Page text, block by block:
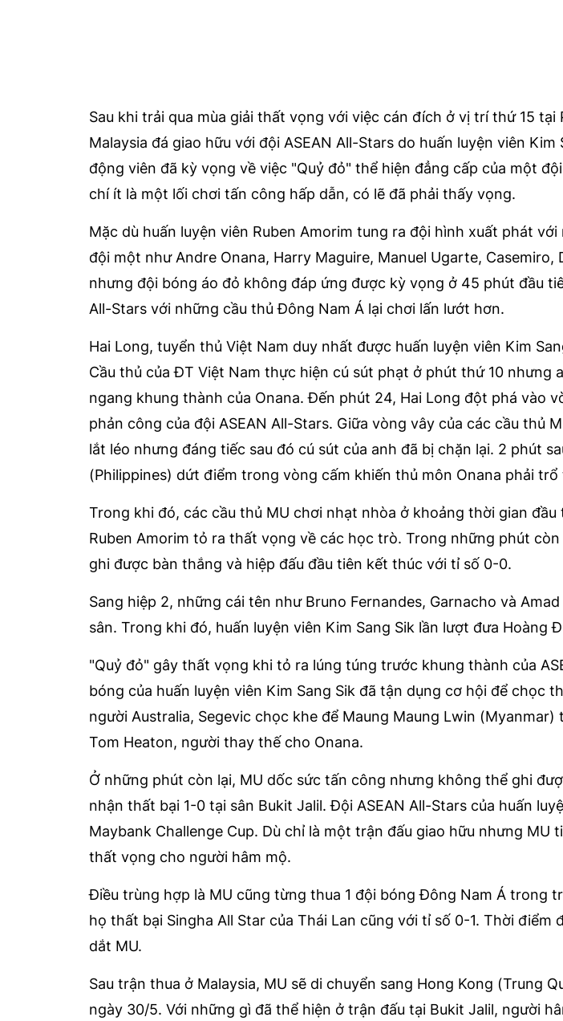
Sau khi trải qua mùa giải thất vọng với việc cán đích ở vị trí thứ 15 tại
Malaysia đá giao hữu với đội ASEAN All-Stars do huấn luyện viên
động viên đã kỳ vọng về việc "Quỷ đỏ" thể hiện đẳng cấp của một
chí ít là một lối chơi tấn công hấp dẫn, có lẽ đã phải thấy vọng.
Mặc dù huấn luyện viên Ruben Amorim tung ra đội hình xuất phát
đội một như Andre Onana, Harry Maguire, Manuel Ugarte, Casemiro,
nhưng đội bóng áo đỏ không đáp ứng được kỳ vọng ở 45 phút đầu
All-Stars với những cầu thủ Đông Nam Á lại chơi lấn lướt hơn.
Hai Long, tuyển thủ Việt Nam duy nhất được huấn luyện viên Kim
Cầu thủ của ĐT Việt Nam thực hiện cú sút phạt ở phút thứ 10 nhưng
ngang khung thành của Onana. Đến phút 24, Hai Long đột phá vào
phản công của đội ASEAN All-Stars. Giữa vòng vây của các cầu thủ
lắt léo nhưng đáng tiếc sau đó cú sút của anh đã bị chặn lại. 2 phút
(Philippines) dứt điểm trong vòng cấm khiến thủ môn Onana phải trổ
Trong khi đó, các cầu thủ MU chơi nhạt nhòa ở khoảng thời gian
Ruben Amorim tỏ ra thất vọng về các học trò. Trong những phút còn
ghi được bàn thắng và hiệp đấu đầu tiên kết thúc với tỉ số 0-0.
Sang hiệp 2, những cái tên như Bruno Fernandes, Garnacho và
sân. Trong khi đó, huấn luyện viên Kim Sang Sik lần lượt đưa Hoàng
"Quỷ đỏ" gây thất vọng khi tỏ ra lúng túng trước khung thành của
bóng của huấn luyện viên Kim Sang Sik đã tận dụng cơ hội để chọc
người Australia, Segevic chọc khe để Maung Maung Lwin
Tom Heaton, người thay thế cho Onana.
Ở những phút còn lại, MU dốc sức tấn công nhưng không thể ghi
nhận thất bại 1-0 tại sân Bukit Jalil. Đội ASEAN All-Stars của huấn
Maybank Challenge Cup. Dù chỉ là một trận đấu giao hữu nhưng MU
thất vọng cho người hâm mộ.
Điều trùng hợp là MU cũng từng thua 1 đội bóng Đông Nam Á trong
họ thất bại Singha All Star của Thái Lan cũng với tỉ số 0-1. Thời điểm
dắt MU.
Sau trận thua ở Malaysia, MU sẽ di chuyển sang Hong Kong (Trung
ngày 30/5. Với những gì đã thể hiện ở trận đấu tại Bukit Jalil, người